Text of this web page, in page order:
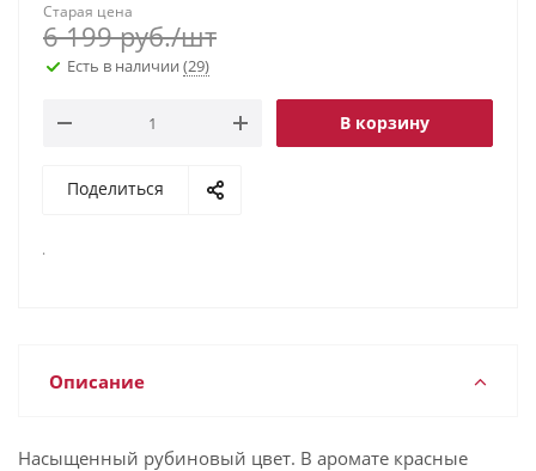
Старая цена
6 199руб./шт
Есть в наличии (29)
В корзину
Поделиться
.
Описание
Насыщенный рубиновый цвет. В аромате красные